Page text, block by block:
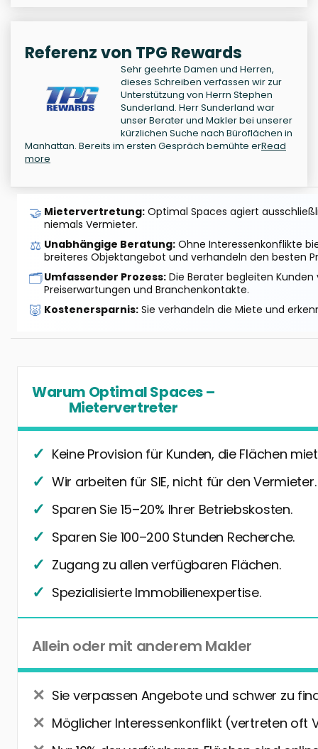
Referenz von TPG Rewards
Sehr geehrte Damen und Herren,
dieses Schreiben verfassen wir zur
Unterstützung von Herrn Stephen
Sunderland. Herr Sunderland war
unser Berater und Makler bei unserer
kürzlichen Suche nach Büroflächen in
Manhattan. Bereits im ersten Gespräch bemühte erRead
more
🤝 Mietervertretung: Optimal Spaces agiert
niemals Vermieter.
⚖️ Unabhängige Beratung: Ohne Interessenkonflikte
breiteres Objektangebot und verhandeln den besten
🗂️Umfassender Prozess: Die Berater begleiten Kunden
Preiserwartungen und Branchenkontakte.
🐷 Kostenersparnis: Sie verhandeln die Miete und
Warum Optimal Spaces –
Mietervertreter
Keine Provision für Kunden, die Flächen
Wir arbeiten für SIE, nicht für den Vermieter.
Sparen Sie 15–20% Ihrer Betriebskosten.
Sparen Sie 100–200 Stunden Recherche.
Zugang zu allen verfügbaren Flächen.
Spezialisierte Immobilienexpertise.
Allein oder mit anderem Makler
Sie verpassen Angebote und schwer zu
Möglicher Interessenkonflikt (vertreten oft